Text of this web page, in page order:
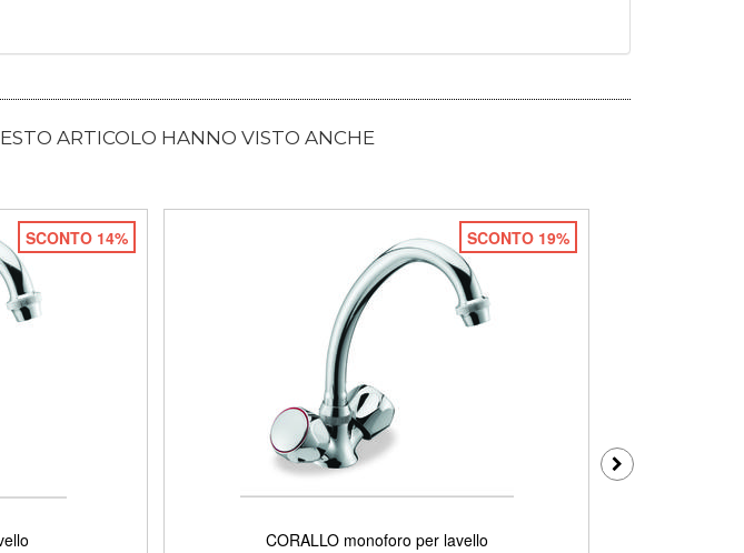
ARTICOLO HANNO VISTO ANCHE
SCONTO 14% SCONTO 19%
CORALLO monoforo per lavello